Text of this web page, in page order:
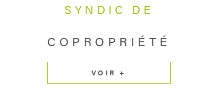
SYNDIC DE
COPROPRIÉTÉ
VOIR +